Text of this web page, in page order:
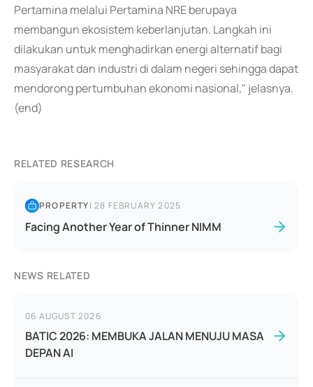
Pertamina melalui Pertamina NRE berupaya
membangun ekosistem keberlanjutan. Langkah ini
dilakukan untuk menghadirkan energi alternatif bagi
masyarakat dan industri di dalam negeri sehingga dapat
mendorong pertumbuhan ekonomi nasional," jelasnya.
(end)
RELATED RESEARCH
PROPERTY|28 FEBRUARY 2025
Facing Another Year of Thinner NIMM
NEWS RELATED
06 AUGUST 2026
BATIC 2026: MEMBUKA JALAN MENUJU MASA
DEPAN AI